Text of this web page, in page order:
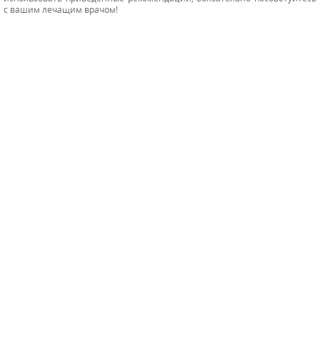
с вашим лечащим врачом!